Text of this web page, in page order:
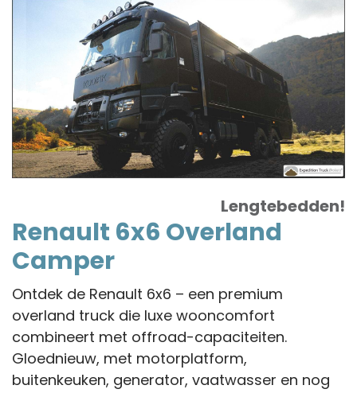
Camper
Lengtebedden!
Renault 6x6 Overland
Camper
Ontdek de Renault 6x6 – een premium
overland truck die luxe wooncomfort
combineert met offroad-capaciteiten.
Gloednieuw, met motorplatform,
buitenkeuken, generator, vaatwasser en nog